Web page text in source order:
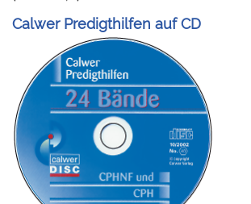
Calwer Predigthilfen auf CD